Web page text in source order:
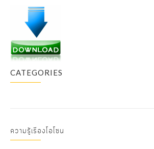
CATEGORIES
ความรู้เรื่องโอโซน